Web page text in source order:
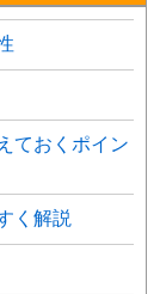
ておくポイン
く解説